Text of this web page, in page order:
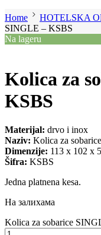
Home HOTELSKA
SINGLE – KSBS
Na lageru
Kolica za
KSBS
Materijal: drvo i inox
Naziv: Kolica za
Dimenzije: 113 x 102 x
Šifra: KSBS
Jedna platnena kesa.
На залихама
Kolica za sobarice